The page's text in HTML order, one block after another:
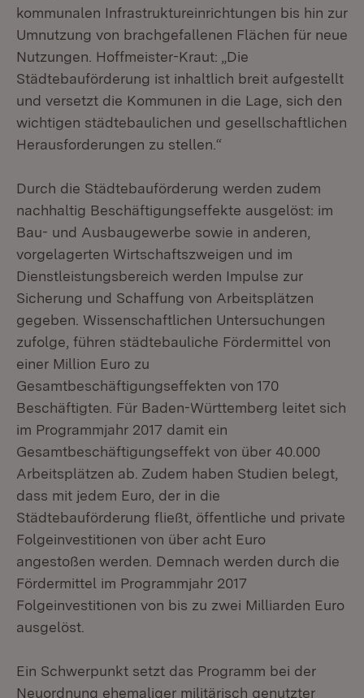
kommunalen Infrastruktureinrichtungen bis hin zur
Umnutzung von brachgefallenen Flächen für neue
Nutzungen. Hoffmeister-Kraut: „Die
Städtebauförderung ist inhaltlich breit aufgestellt
und versetzt die Kommunen in die Lage, sich den
wichtigen städtebaulichen und gesellschaftlichen
Herausforderungen zu stellen.“
Durch die Städtebauförderung werden zudem
nachhaltig Beschäftigungseffekte ausgelöst: im
Bau- und Ausbaugewerbe sowie in anderen,
vorgelagerten Wirtschaftszweigen und im
Dienstleistungsbereich werden Impulse zur
Sicherung und Schaffung von Arbeitsplätzen
gegeben. Wissenschaftlichen Untersuchungen
zufolge, führen städtebauliche Fördermittel von
einer Million Euro zu
Gesamtbeschäftigungseffekten von 170
Beschäftigten. Für Baden-Württemberg leitet sich
im Programmjahr 2017 damit ein
Gesamtbeschäftigungseffekt von über 40.000
Arbeitsplätzen ab. Zudem haben Studien belegt,
dass mit jedem Euro, der in die
Städtebauförderung fließt, öffentliche und private
Folgeinvestitionen von über acht Euro
angestoßen werden. Demnach werden durch die
Fördermittel im Programmjahr 2017
Folgeinvestitionen von bis zu zwei Milliarden Euro
ausgelöst.
Ein Schwerpunkt setzt das Programm bei der
Neuordnung ehemaliger militärisch genutzter